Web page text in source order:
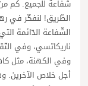
شفاعة للجميع. كم
الطّريق! لنفكّر في
الشّفاعة الدّائمة
ناريكاتسي، وفي
وفي الكهنة، مثل
أجل خلاص الآخرين.